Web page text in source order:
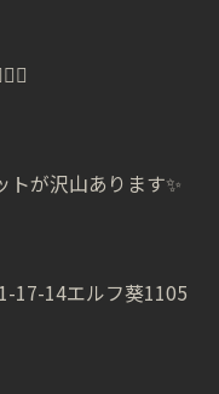
が沢山あります✨
17-14エルフ葵1105